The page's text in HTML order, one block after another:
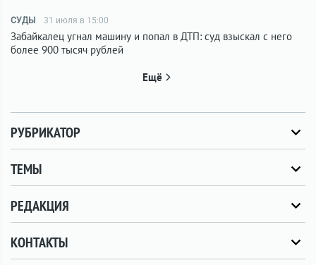
СУДЫ 31 июля в 15:00
Забайкалец угнал машину и попал в ДТП: суд взыскал с него
более 900 тысяч рублей
Ещё
РУБРИКАТОР
ТЕМЫ
РЕДАКЦИЯ
КОНТАКТЫ